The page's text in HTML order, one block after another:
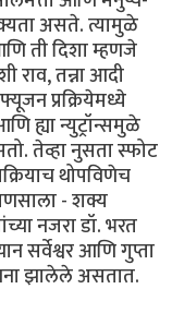
असते. त्यामुळे
ती दिशा म्हणजे
राव, तन्ना आदी
प्रक्रियेमध्ये
ह्या न्युट्रॉन्समुळे
तेव्हा नुसता स्फोट
थोपविणेच
- शक्य
नजरा डॉ. भरत
सर्वेश्वर आणि गुप्ता
झालेले असतात.